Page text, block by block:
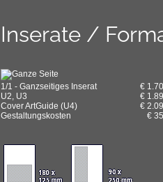
Inserate /
1/1 - Ganzseitiges Inserat
€
U2, U3
€
Cover ArtGuide (U4)
€
Gestaltungskosten
€